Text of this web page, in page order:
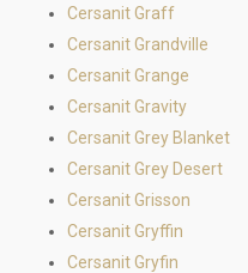
Cersanit Graff
Cersanit Grandville
Cersanit Grange
Cersanit Gravity
Cersanit Grey Blanket
Cersanit Grey Desert
Cersanit Grisson
Cersanit Gryffin
Cersanit Gryfin